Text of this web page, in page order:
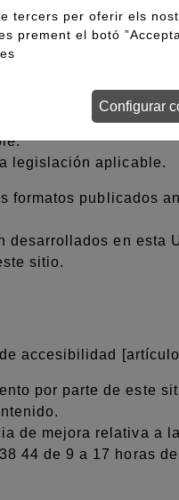
no se muestra -
al indicado -
otros sistemas o
y valor de UNE-EN
en alguna página
legislación aplicable.
formatos publicados
desarrollados en
sitio.
accesibilidad
por parte de este
de mejora relativa a
44‬ de 9 a 17 horas
tercers per oferir els
prement el botó
Configurar